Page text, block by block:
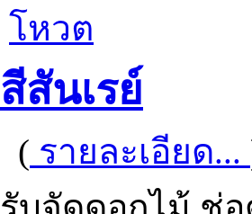
โหวต
สีสันเรย์
( รายละเอียด...